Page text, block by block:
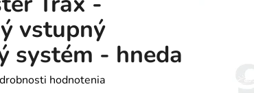
vstupný
systém - hneda
hodnotenia